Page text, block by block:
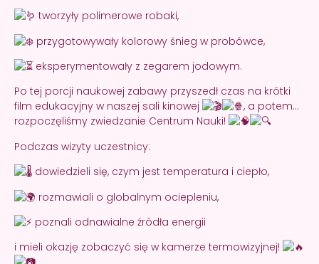
tworzyły polimerowe robaki,
przygotowywały kolorowy śnieg w probówce,
eksperymentowały z zegarem jodowym.
Po tej porcji naukowej zabawy przyszedł czas na krótki
film edukacyjny w naszej sali kinowej
, a potem…
rozpoczęliśmy zwiedzanie Centrum Nauki!
Podczas wizyty uczestnicy:
dowiedzieli się, czym jest temperatura i ciepło,
rozmawiali o globalnym ociepleniu,
poznali odnawialne źródła energii
i mieli okazję zobaczyć się w kamerze termowizyjnej!